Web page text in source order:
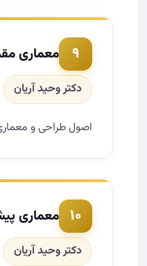
۹ معماری
دکتر وحید آریان
اصول طراحی و
۱۰ معماری
دکتر وحید آریان